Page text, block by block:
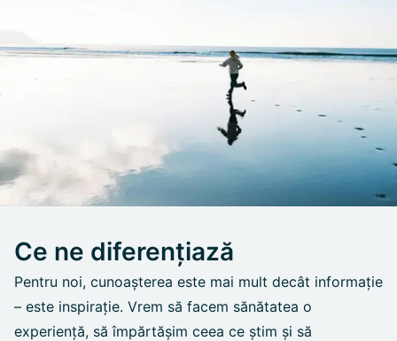
Ce ne diferențiază
Pentru noi, cunoașterea este mai mult decât informație
– este inspirație. Vrem să facem sănătatea o
experiență, să împărtășim ceea ce știm și să